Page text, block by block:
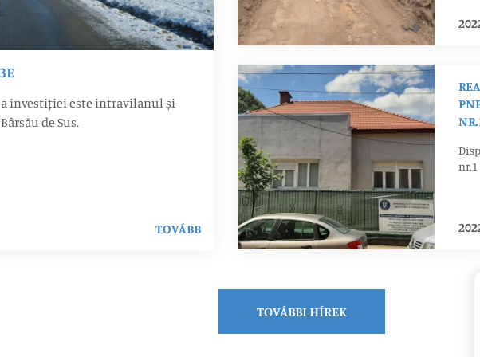
investiției este intravilanul și
de Sus.
TOVÁBB
nr.1
TOVÁBBI HÍREK